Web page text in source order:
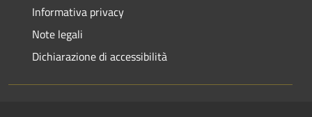
Informativa privacy
Note legali
Dichiarazione di accessibilità